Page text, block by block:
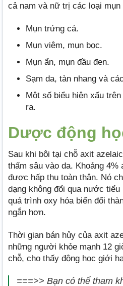
cả nam và nữ trị các loại mụn
Mụn trứng cá.
Mụn viêm, mụn bọc.
Mụn ẩn, mụn đầu đen.
Sạm da, tàn nhang và
Một số biểu hiện xấu
ra.
Dược động
Sau khi bôi tại chỗ axit
thấm sâu vào da. Khoảng
được hấp thu toàn thân. Nó
dạng không đổi qua nước
quá trình oxy hóa biến đổi
ngắn hơn.
Thời gian bán hủy của axit
những người khỏe mạnh 12
chỗ, cho thấy động học giới
===>> Bạn có thể tham